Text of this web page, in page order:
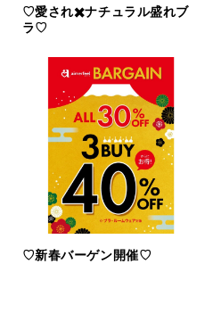
♡愛され✖️ナチュラル盛れブ
ラ♡
♡新春バーゲン開催♡